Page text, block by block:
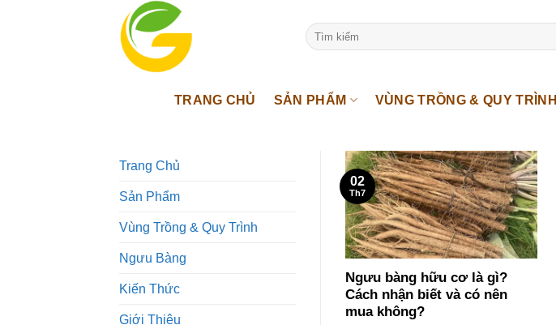
Tìm
kiếm:
TRANG CHỦ SẢN PHẨM VÙNG TRỒNG & QUY TRÌNH
Trang Chủ
Sản Phẩm
Vùng Trồng & Quy Trình
Ngưu Bàng
Kiến Thức
Giới Thiệu
Ngưu bàng hữu cơ là gì?
Cách nhận biết và có nên
mua không?
02
Th7